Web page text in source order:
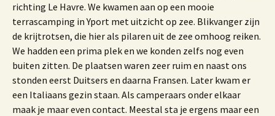
richting Le Havre. We kwamen aan op een mooie
terrascamping in Yport met uitzicht op zee. Blikvanger zijn
de krijtrotsen, die hier als pilaren uit de zee omhoog reiken.
We hadden een prima plek en we konden zelfs nog even
buiten zitten. De plaatsen waren zeer ruim en naast ons
stonden eerst Duitsers en daarna Fransen. Later kwam er
een Italiaans gezin staan. Als camperaars onder elkaar
maak je maar even contact. Meestal sta je ergens maar een